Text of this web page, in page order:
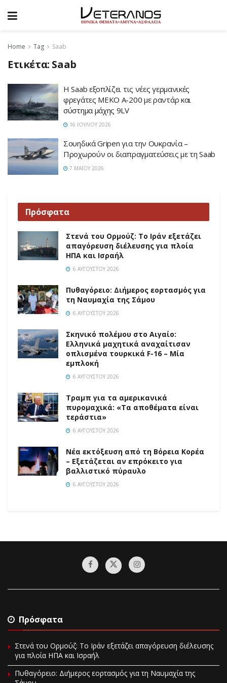
Home Tag Saab
Ετικέτα: Saab
Η Saab εξοπλίζει τις νέες γερμανικές
φρεγάτες MEKO A-200 με ραντάρ και
σύστημα μάχης 9LV
16 ΙΟΥΛΊΟΥ 2026
Σουηδικά Gripen για την Ουκρανία –
Προχωρούν οι διαπραγματεύσεις με τη Saab
7 ΜΑΪ́ΟΥ 2026
Πρόσφατα
Στενά του Ορμούζ: Το Ιράν εξετάζει
απαγόρευση διέλευσης για πλοία
ΗΠΑ και Ισραήλ
6 ΑΥΓΟΎΣΤΟΥ 2026
Πυθαγόρειο: Διήμερος εορτασμός για
τη Ναυμαχία της Σάμου
6 ΑΥΓΟΎΣΤΟΥ 2026
Σκηνικό πολέμου στο Αιγαίο:
Ελληνικά μαχητικά αναχαίτισαν
οπλισμένα τουρκικά F-16 – Μία
εμπλοκή
6 ΑΥΓΟΎΣΤΟΥ 2026
Τραμπ για τα αμερικανικά
πυρομαχικά: «Τα αποθέματα είναι
τεράστια»
6 ΑΥΓΟΎΣΤΟΥ 2026
Νέα εκτόξευση από τη Βόρεια Κορέα
– Εξετάζεται αν επρόκειτο για
βαλλιστικό πύραυλο
6 ΑΥΓΟΎΣΤΟΥ 2026
Πρόσφατα
Στενά του Ορμούζ: Το Ιράν εξετάζει απαγόρευση διέλευσης
για πλοία ΗΠΑ και Ισραήλ
Πυθαγόρειο: Διήμερος εορτασμός για τη Ναυμαχία της